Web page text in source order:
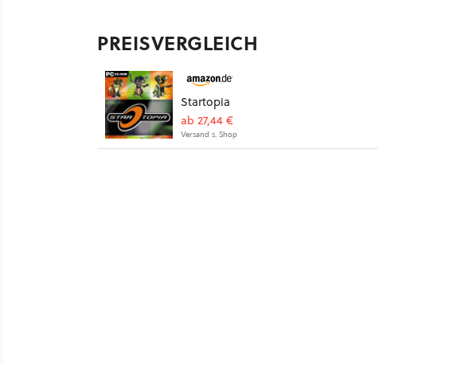
PREISVERGLEICH
Startopia
ab 27,44 €
Versand s. Shop